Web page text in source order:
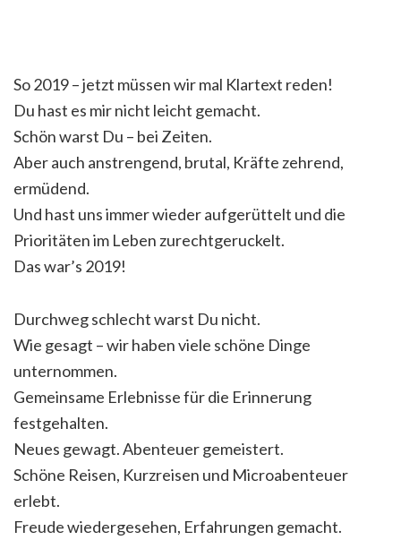
So 2019 – jetzt müssen wir mal Klartext reden!
Du hast es mir nicht leicht gemacht.
Schön warst Du – bei Zeiten.
Aber auch anstrengend, brutal, Kräfte zehrend,
ermüdend.
Und hast uns immer wieder aufgerüttelt und die
Prioritäten im Leben zurechtgeruckelt.
Das war’s 2019!
Durchweg schlecht warst Du nicht.
Wie gesagt – wir haben viele schöne Dinge
unternommen.
Gemeinsame Erlebnisse für die Erinnerung
festgehalten.
Neues gewagt. Abenteuer gemeistert.
Schöne Reisen, Kurzreisen und Microabenteuer
erlebt.
Freude wiedergesehen, Erfahrungen gemacht.